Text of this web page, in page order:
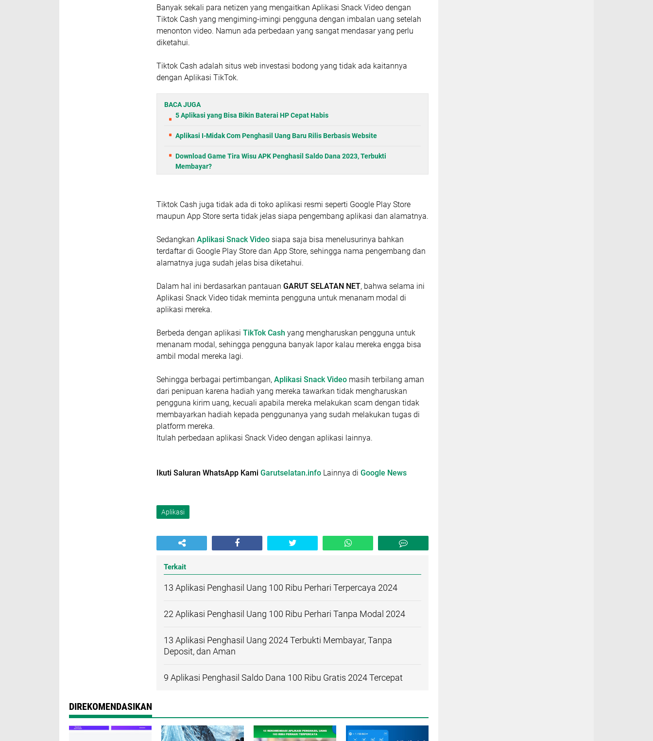
Banyak sekali para netizen yang mengaitkan Aplikasi Snack Video dengan
Tiktok Cash yang mengiming-imingi pengguna dengan imbalan uang setelah
menonton video. Namun ada perbedaan yang sangat mendasar yang perlu
diketahui.
Tiktok Cash adalah situs web investasi bodong yang tidak ada kaitannya
dengan Aplikasi TikTok.
BACA JUGA
5 Aplikasi yang Bisa Bikin Baterai HP Cepat Habis
Aplikasi I-Midak Com Penghasil Uang Baru Rilis Berbasis Website
Download Game Tira Wisu APK Penghasil Saldo Dana 2023, Terbukti
Membayar?
Tiktok Cash juga tidak ada di toko aplikasi resmi seperti Google Play Store
maupun App Store serta tidak jelas siapa pengembang aplikasi dan alamatnya.
Sedangkan Aplikasi Snack Video siapa saja bisa menelusurinya bahkan
terdaftar di Google Play Store dan App Store, sehingga nama pengembang dan
alamatnya juga sudah jelas bisa diketahui.
Dalam hal ini berdasarkan pantauan GARUT SELATAN NET, bahwa selama ini
Aplikasi Snack Video tidak meminta pengguna untuk menanam modal di
aplikasi mereka.
Berbeda dengan aplikasi TikTok Cash yang mengharuskan pengguna untuk
menanam modal, sehingga pengguna banyak lapor kalau mereka engga bisa
ambil modal mereka lagi.
Sehingga berbagai pertimbangan, Aplikasi Snack Video masih terbilang aman
dari penipuan karena hadiah yang mereka tawarkan tidak mengharuskan
pengguna kirim uang, kecuali apabila mereka melakukan scam dengan tidak
membayarkan hadiah kepada penggunanya yang sudah melakukan tugas di
platform mereka.
Itulah perbedaan aplikasi Snack Video dengan aplikasi lainnya.
Ikuti Saluran WhatsApp Kami Garutselatan.info Lainnya di Google News
Aplikasi
Terkait
13 Aplikasi Penghasil Uang 100 Ribu Perhari Terpercaya 2024
22 Aplikasi Penghasil Uang 100 Ribu Perhari Tanpa Modal 2024
13 Aplikasi Penghasil Uang 2024 Terbukti Membayar, Tanpa
Deposit, dan Aman
9 Aplikasi Penghasil Saldo Dana 100 Ribu Gratis 2024 Tercepat
DIREKOMENDASIKAN